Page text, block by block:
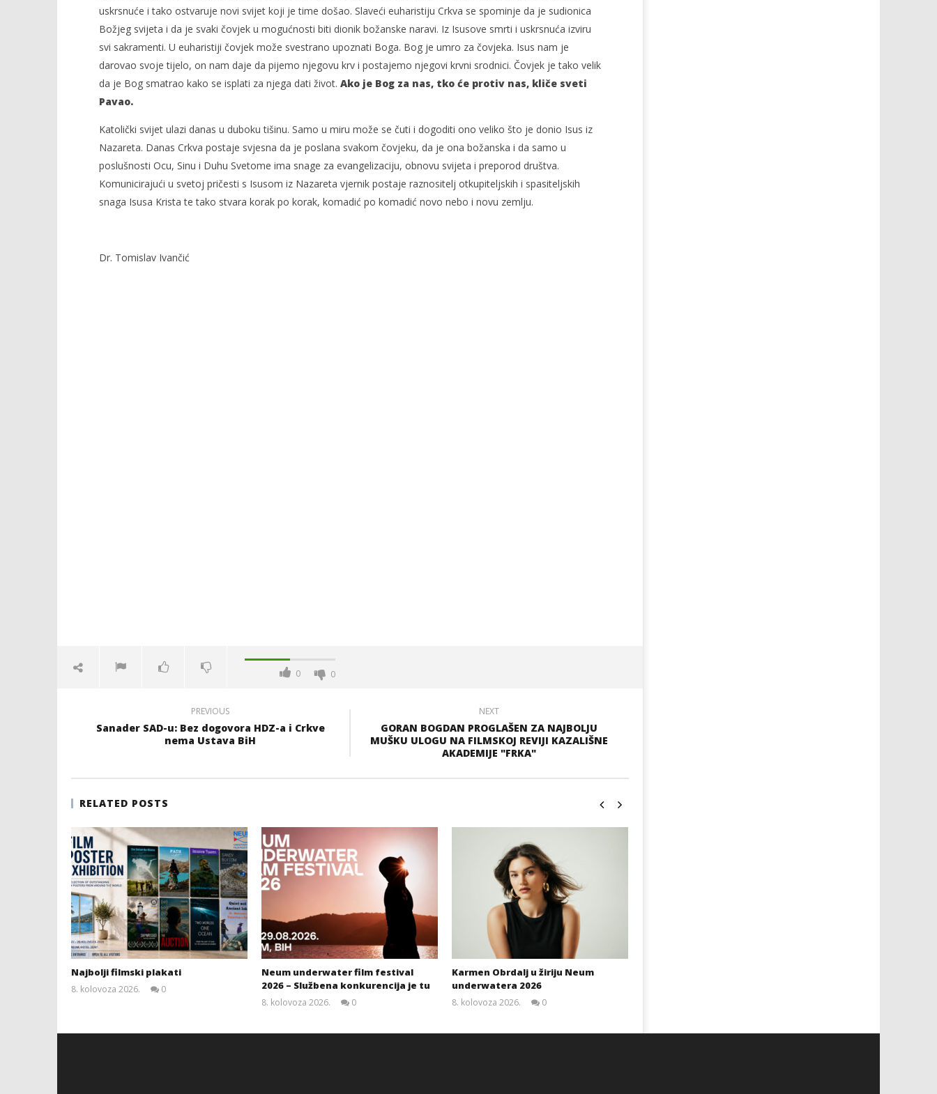
uskrsnuće i tako ostvaruje novi svijet koji je time došao. Slaveći euharistiju Crkva se spominje da je sudionica
Božjeg svijeta i da je svaki čovjek u mogućnosti biti dionik božanske naravi. Iz Isusove smrti i uskrsnuća izviru
svi sakramenti. U euharistiji čovjek može svestrano upoznati Boga. Bog je umro za čovjeka. Isus nam je
darovao svoje tijelo, on nam daje da pijemo njegovu krv i postajemo njegovi krvni srodnici. Čovjek je tako velik
da je Bog smatrao kako se isplati za njega dati život. Ako je Bog za nas, tko će protiv nas, kliče sveti
Pavao.
Katolički svijet ulazi danas u duboku tišinu. Samo u miru može se čuti i dogoditi ono veliko što je donio Isus iz
Nazareta. Danas Crkva postaje svjesna da je poslana svakom čovjeku, da je ona božanska i da samo u
poslušnosti Ocu, Sinu i Duhu Svetome ima snage za evangelizaciju, obnovu svijeta i preporod društva.
Komunicirajući u svetoj pričesti s Isusom iz Nazareta vjernik postaje raznositelj otkupiteljskih i spasiteljskih
snaga Isusa Krista te tako stvara korak po korak, komadić po komadić novo nebo i novu zemlju.
Dr. Tomislav Ivančić
0 0
PREVIOUS
Sanader SAD-u: Bez dogovora HDZ-a i Crkve
nema Ustava BiH
NEXT
GORAN BOGDAN PROGLAŠEN ZA NAJBOLJU
MUŠKU ULOGU NA FILMSKOJ REVIJI KAZALIŠNE
AKADEMIJE "FRKA"
RELATED POSTS
Najbolji filmski plakati
8. kolovoza 2026.
0
Neum underwater film festival
2026 – Službena konkurencija je tu
8. kolovoza 2026.
0
Karmen Obrdalj u žiriju Neum
underwatera 2026
8. kolovoza 2026.
0